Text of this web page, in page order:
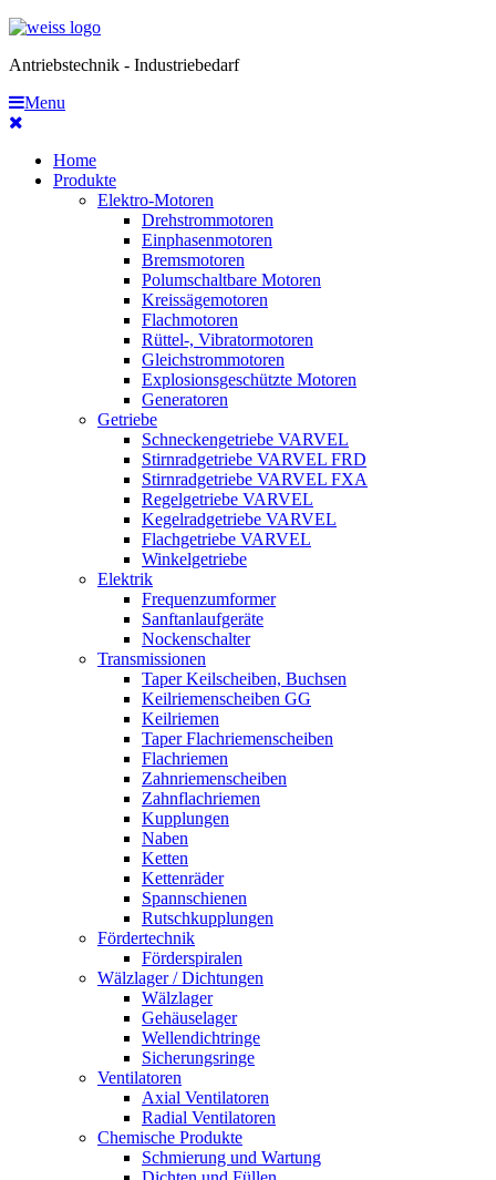
Antriebstechnik - Industriebedarf
Menu
Home
Produkte
Elektro-Motoren
Drehstrommotoren
Einphasenmotoren
Bremsmotoren
Polumschaltbare Motoren
Kreissägemotoren
Flachmotoren
Rüttel-, Vibratormotoren
Gleichstrommotoren
Explosionsgeschützte Motoren
Generatoren
Getriebe
Schneckengetriebe VARVEL
Stirnradgetriebe VARVEL FRD
Stirnradgetriebe VARVEL FXA
Regelgetriebe VARVEL
Kegelradgetriebe VARVEL
Flachgetriebe VARVEL
Winkelgetriebe
Elektrik
Frequenzumformer
Sanftanlaufgeräte
Nockenschalter
Transmissionen
Taper Keilscheiben, Buchsen
Keilriemenscheiben GG
Keilriemen
Taper Flachriemenscheiben
Flachriemen
Zahnriemenscheiben
Zahnflachriemen
Kupplungen
Naben
Ketten
Kettenräder
Spannschienen
Rutschkupplungen
Fördertechnik
Förderspiralen
Wälzlager / Dichtungen
Wälzlager
Gehäuselager
Wellendichtringe
Sicherungsringe
Ventilatoren
Axial Ventilatoren
Radial Ventilatoren
Chemische Produkte
Schmierung und Wartung